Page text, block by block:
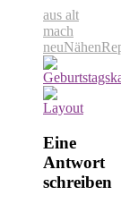
aus alt
mach
neuNähen
Eine
Antwort
schreiben